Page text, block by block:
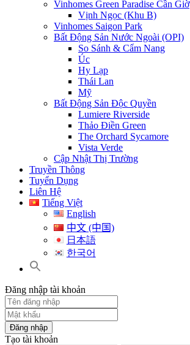
Vinhomes Green Paradise Cần Giờ
Vịnh Ngọc (Khu B)
Vinhomes Saigon Park
Bất Động Sản Nước Ngoài (OPI)
So Sánh & Cẩm Nang
Úc
Hy Lạp
Thái Lan
Mỹ
Bất Động Sản Độc Quyền
Lumiere Riverside
Thảo Điền Green
The Orchard Sycamore
Vista Verde
Cập Nhật Thị Trường
Truyền Thông
Tuyển Dụng
Liên Hệ
Tiếng Việt
English
中文 (中国)
日本語
한국어
Đăng nhập tài khoản
Đăng nhập
Tạo tài khoản